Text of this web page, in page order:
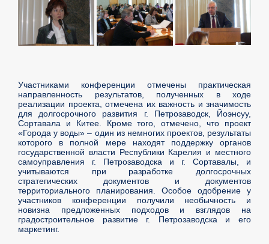
Участниками конференции отмечены практическая
направленность результатов, полученных в ходе
реализации проекта, отмечена их важность и значимость
для долгосрочного развития г. Петрозаводск, Йоэнсуу,
Сортавала и Китее. Кроме того, отмечено, что проект
«Города у воды» – один из немногих проектов, результаты
которого в полной мере находят поддержку органов
государственной власти Республики Карелия и местного
самоуправления г. Петрозаводска и г. Сортавалы, и
учитываются при разработке долгосрочных
стратегических документов и документов
территориального планирования. Особое одобрение у
участников конференции получили необычность и
новизна предложенных подходов и взглядов на
градостроительное развитие г. Петрозаводска и его
маркетинг.